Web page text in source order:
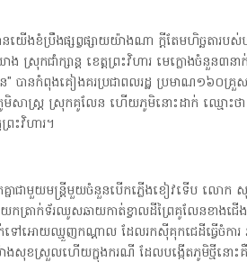
ានយើងខំប្រឹងផ្សព្វផ្សាយយ៉ាងណា ក្តីតែមហិច្ឆតា
ស្រុកជាំក្សាន្ត ខេត្តព្រះវិហារ មេក្លោងចំនួន
នកំពុងគៀងគរប្រជាពលរដ្ឋ ប្រមាណ១៦០គ្រួសា
ភូមិសាស្ត្រ ស្រុកគូលែន ហើយភូមិនោះដាក់ ឈ្មោះថ
ះវិហារ។
នាជាមួយមន្ត្រីមួយចំនួនបើកភ្លើងខៀវទើប លោ
កត្រាក់ទ័រឈូសឆាយកាត់ខ្វាលដីព្រៃគូលែនខាងជើ
ទៅអោយឈ្មួញកណ្តាល ដែលរកស៊ីគុកជេដីធ្វើចំការ
យ៉ាងសុខស្រួលហើយក្នុងករណី ដែលបង្កើតភូមិថ្មីនោះគឺ